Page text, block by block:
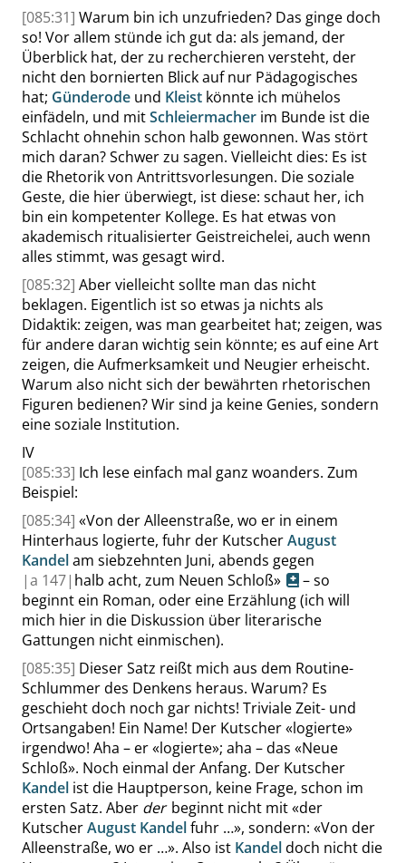
[085:31] Warum bin ich unzufrieden? Das ginge doch
so! Vor allem stünde ich gut da: als jemand, der
Überblick hat, der zu recherchieren versteht, der
nicht den bornierten Blick auf nur Pädagogisches
hat; Günderode und Kleist könnte ich mühelos
einfädeln, und mitSchleiermacher im Bunde ist die
Schlacht ohnehin schon halb gewonnen. Was stört
mich daran? Schwer zu sagen. Vielleicht dies: Es ist
die Rhetorik von Antrittsvorlesungen. Die soziale
Geste, die hier überwiegt, ist diese: schaut her, ich
bin ein kompetenter Kollege. Es hat etwas von
akademisch ritualisierter Geistreichelei, auch wenn
alles stimmt, was gesagt wird.
[085:32] Aber vielleicht sollte man das nicht
beklagen. Eigentlich ist so etwas ja nichts als
Didaktik: zeigen, was man gearbeitet hat; zeigen, was
für andere daran wichtig sein könnte; es auf eine Art
zeigen, die Aufmerksamkeit und Neugier erheischt.
Warum also nicht sich der bewährten rhetorischen
Figuren bedienen? Wir sind ja keine Genies, sondern
eine soziale Institution.
IV
[085:33] Ich lese einfach mal ganz woanders. Zum
Beispiel:
[085:34] «Von der Alleenstraße, wo er in einem
Hinterhaus logierte, fuhr der KutscherAugust
Kandelam siebzehnten Juni, abends gegen
|a 147| halb acht, zum Neuen Schloß»
– so
beginnt ein Roman, oder eine Erzählung (ich will
mich hier in die Diskussion über literarische
Gattungen nicht einmischen).
[085:35] Dieser Satz reißt mich aus dem Routine-
Schlummer des Denkens heraus. Warum? Es
geschieht doch noch gar nichts! Triviale Zeit- und
Ortsangaben! Ein Name! Der Kutscher«logierte»
irgendwo! Aha – er«logierte»; aha – das «Neue
Schloß». Noch einmal der Anfang. Der Kutscher
Kandel ist die Hauptperson, keine Frage, schon im
ersten Satz. Aber derbeginnt nicht mit«der
KutscherAugust Kandelfuhr …», sondern: «Von der
Alleenstraße, wo er …». Also ist Kandeldoch nicht die